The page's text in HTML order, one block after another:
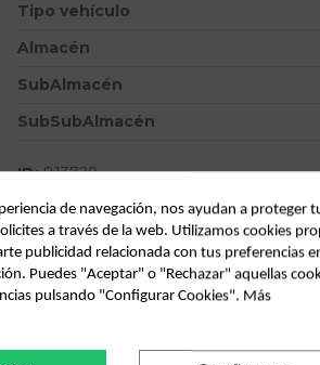
Tipo vehículo
Almacén
SubAlmacén
SubSubAlmacén
ID: 813729
Descripción
Recambio de piloto trasero izquierdo
de navegación, nos ayudan a proteger
a través de la web. Utilizamos cookies
publicidad relacionada con tus preferencias
Puedes "Aceptar" o "Rechazar" aquellas
pulsando "Configurar Cookies". Más